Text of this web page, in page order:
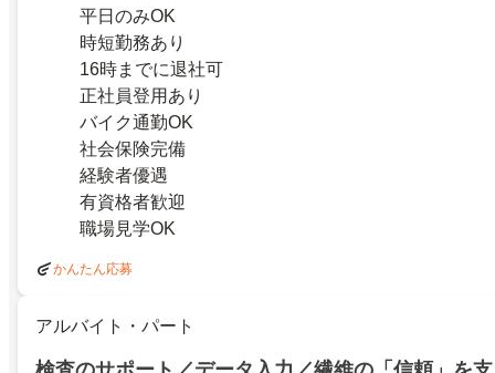
平日のみOK
時短勤務あり
16時までに退社可
正社員登用あり
バイク通勤OK
社会保険完備
経験者優遇
有資格者歓迎
職場見学OK
かんたん応募
アルバイト・パート